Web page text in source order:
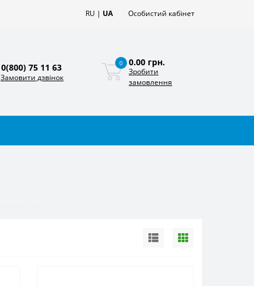
RU | UA Особистий кабінет
0(800) 75 11 63
Замовити дзвінок
0 0.00 грн.
Зробити
замовлення